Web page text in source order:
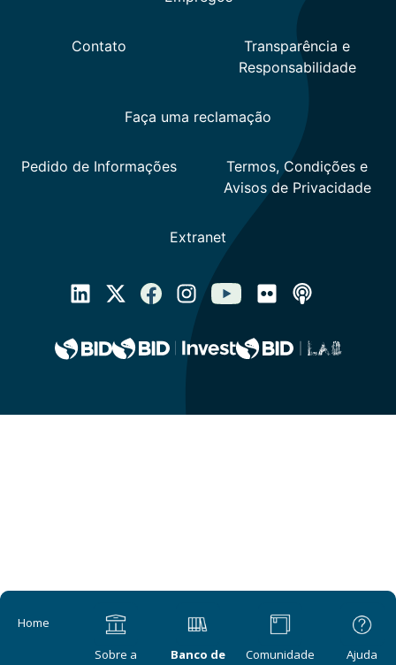
Main navigation
Home
Sobre a
Banco de
Comunidade
Ajuda